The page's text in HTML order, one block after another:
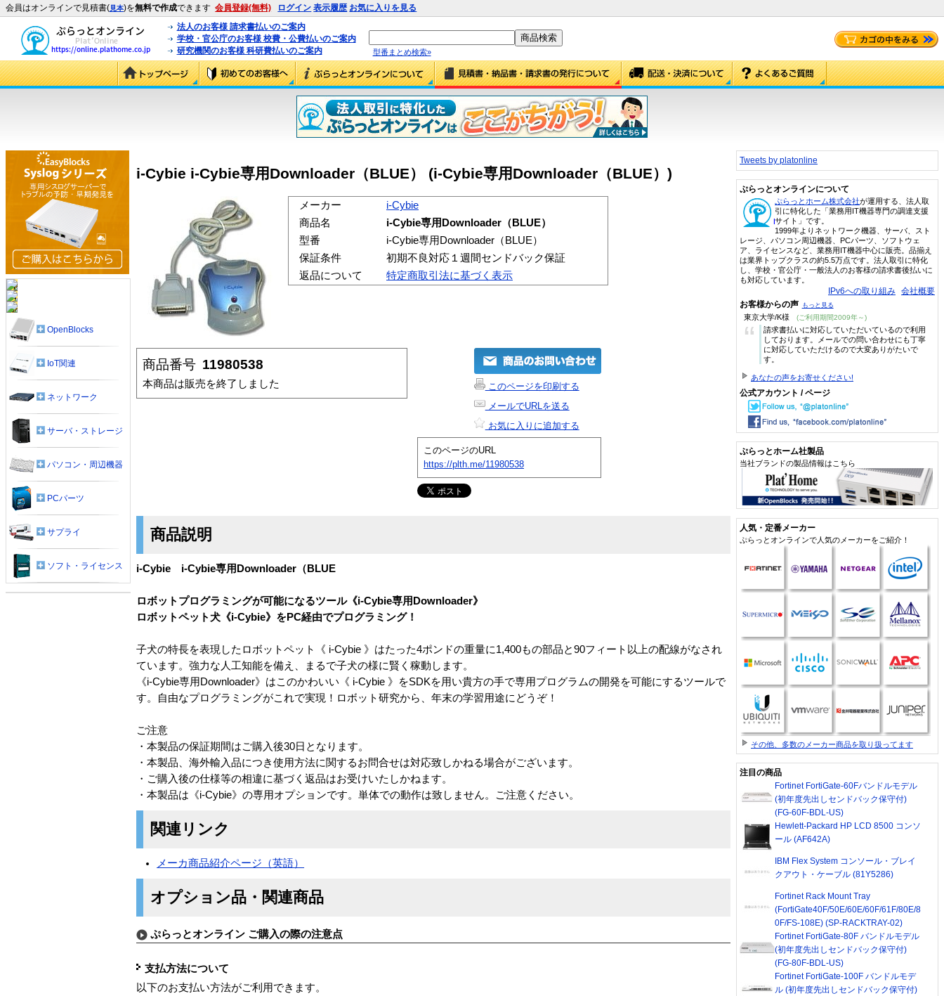
会員はオンラインで見積書(見本)を無料で作成できます 会員登録(無料) ログイン 表示履歴 お気に入りを見る
法人のお客様 請求書払いのご案内
学校・官公庁のお客様 校費・公費払いのご案内
研究機関のお客様 科研費払いのご案内
型番まとめ検索»
i-Cybie i-Cybie専用Downloader（BLUE） (i-Cybie専用Downloader（BLUE）)
メーカー
i-Cybie
商品名
i-Cybie専用Downloader（BLUE）
型番
i-Cybie専用Downloader（BLUE）
保証条件
初期不良対応１週間センドバック保証
返品について
特定商取引法に基づく表示
商品番号 11980538
本商品は販売を終了しました
このページを印刷する
メールでURLを送る
お気に入りに追加する
このページのURL
https://plth.me/11980538
商品説明
i-Cybie i-Cybie専用Downloader（BLUE
ロボットプログラミングが可能になるツール《i-Cybie専用Downloader》
ロボットペット犬《i-Cybie》をPC経由でプログラミング！
子犬の特長を表現したロボットペット《 i-Cybie 》はたった4ポンドの重量に1,400もの部品と90フィート以上の配線がなされ
ています。強力な人工知能を備え、まるで子犬の様に賢く稼動します。
《i-Cybie専用Downloader》はこのかわいい《 i-Cybie 》をSDKを用い貴方の手で専用プログラムの開発を可能にするツールで
す。自由なプログラミングがこれで実現！ロボット研究から、年末の学習用途にどうぞ！
ご注意
・本製品の保証期間はご購入後30日となります。
・本製品、海外輸入品につき使用方法に関するお問合せは対応致しかねる場合がございます。
・ご購入後の仕様等の相違に基づく返品はお受けいたしかねます。
・本製品は《i-Cybie》の専用オプションです。単体での動作は致しません。ご注意ください。
関連リンク
メーカ商品紹介ページ（英語）
オプション品・関連商品
ぷらっとオンライン ご購入の際の注意点
支払方法について
以下のお支払い方法がご利用できます。
OpenBlocks
IoT関連
ネットワーク
サーバ・ストレージ
パソコン・周辺機器
PCパーツ
サプライ
ソフト・ライセンス
Tweets by platonline
ぷらっとオンラインについて
ぷらっとホーム株式会社が運用する、法人取
引に特化した「業務用IT機器専門の調達支援
サイト」です。
1999年よりネットワーク機器、サーバ、スト
レージ、パソコン周辺機器、PCパーツ、ソフトウェ
ア、ライセンスなど、業務用IT機器中心に販売。品揃え
は業界トップクラスの約5.5万点です。法人取引に特化
し、学校・官公庁・一般法人のお客様の請求書後払いに
も対応しています。
IPv6への取り組み 会社概要
お客様からの声 もっと見る
東京大学/K様 (ご利用期間2009年～)
“
請求書払いに対応していただいているので利用
しております。メールでの問い合わせにも丁寧
に対応していただけるので大変ありがたいで
す。
あなたの声をお寄せください!
公式アカウント / ページ
ぷらっとホーム社製品
当社ブランドの製品情報はこちら
人気・定番メーカー
ぷらっとオンラインで人気のメーカーをご紹介！
その他、多数のメーカー商品を取り扱ってます
注目の商品
Fortinet FortiGate-60Fバンドルモデル
(初年度先出しセンドバック保守付)
(FG-60F-BDL-US)
Hewlett-Packard HP LCD 8500 コンソ
ール (AF642A)
IBM Flex System コンソール・ブレイ
クアウト・ケーブル (81Y5286)
Fortinet Rack Mount Tray
(FortiGate40F/50E/60E/60F/61F/80E/8
0F/FS-108E) (SP-RACKTRAY-02)
Fortinet FortiGate-80F バンドルモデル
(初年度先出しセンドバック保守付)
(FG-80F-BDL-US)
Fortinet FortiGate-100F バンドルモデ
ル (初年度先出しセンドバック保守付)